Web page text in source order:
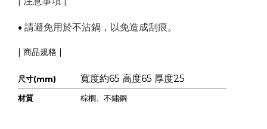
♦ 請避免用於不沾鍋，以免造成刮痕。
| 商品規格 |
尺寸(mm) 寬度約65 高度65 厚度25
材質 棕櫚、不鏽鋼